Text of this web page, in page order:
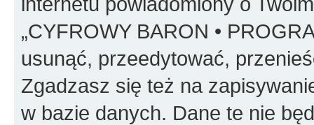
„CYFROWY BARON •
usunąć, przeedytować,
Zgadzasz się też na
w bazie danych. Dane te nie